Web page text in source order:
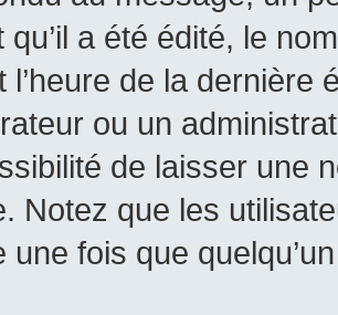
qu’il a été édité, le
l’heure de la dernière
ou un
de laisser une
Notez que les
une fois que